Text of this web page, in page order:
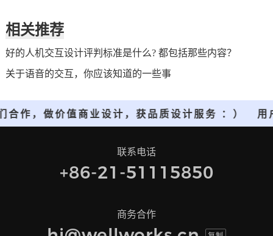
相关推荐
好的人机交互设计评判标准是什么? 都包括那些内容？
关于语音的交互，你应该知道的一些事
合作，做价值商业设计，获品质设计服务 ：） 用
联系电话
+86-21-51115850
商务合作